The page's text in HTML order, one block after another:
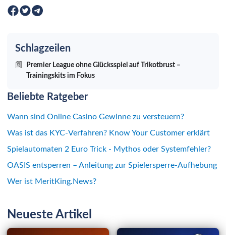
Schlagzeilen
Premier League ohne Glücksspiel auf Trikotbrust –
Trainingskits im Fokus
Beliebte Ratgeber
Wann sind Online Casino Gewinne zu versteuern?
Was ist das KYC-Verfahren? Know Your Customer erklärt
Spielautomaten 2 Euro Trick - Mythos oder Systemfehler?
OASIS entsperren – Anleitung zur Spielersperre-Aufhebung
Wer ist MeritKing.News?
Neueste Artikel